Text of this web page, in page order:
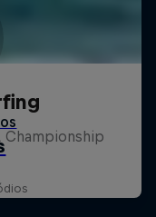
Championship